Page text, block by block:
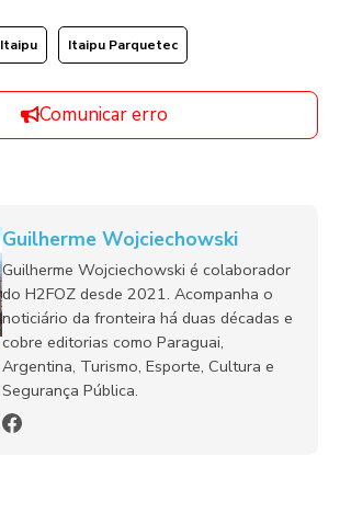
Itaipu Itaipu Parquetec
Comunicar erro
Guilherme Wojciechowski
Guilherme Wojciechowski é colaborador
do H2FOZ desde 2021. Acompanha o
noticiário da fronteira há duas décadas e
cobre editorias como Paraguai,
Argentina, Turismo, Esporte, Cultura e
Segurança Pública.